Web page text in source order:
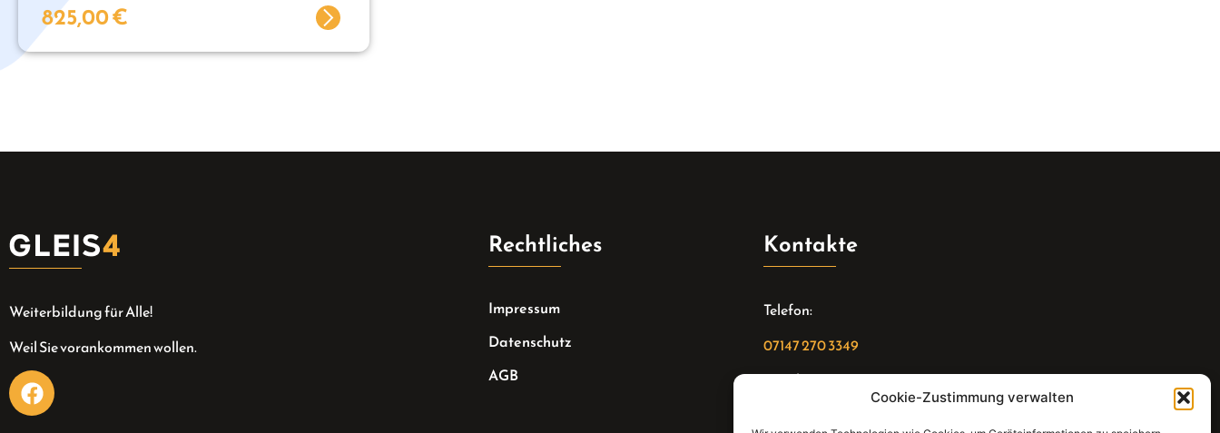
Cookie-Zustimmung verwalten
825,00€
Weiterbildung für Alle!
Weil Sie vorankommen wollen.
Rechtliches
Impressum
Datenschutz
AGB
Kontakte
Telefon:
07147 270 3349
Email: